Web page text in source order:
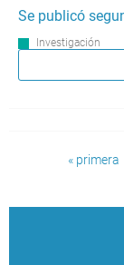
Se publicó
Investigación
Páginas« primera